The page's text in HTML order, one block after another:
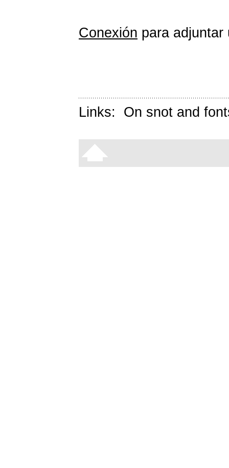
Conexión para adjuntar
Links: On snot and